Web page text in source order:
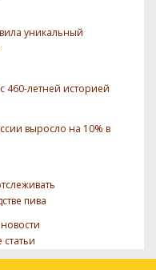
уникальный
460-летней историей
выросло на 10% в
пива